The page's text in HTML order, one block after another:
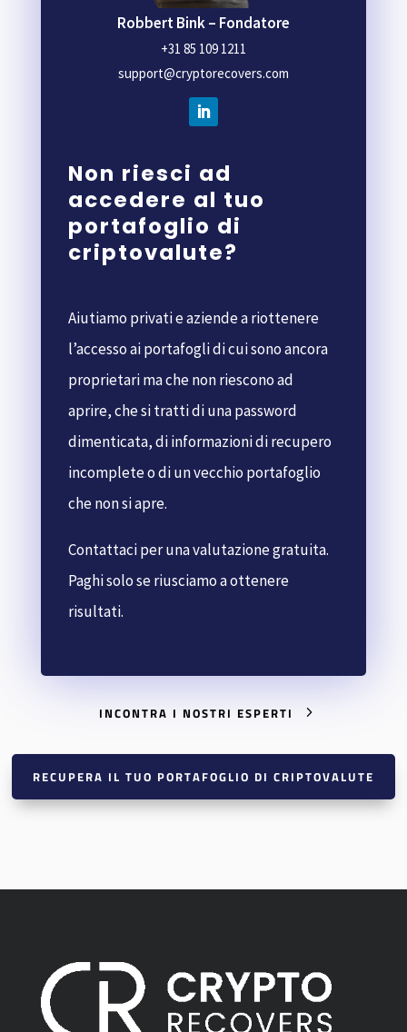
Robbert Bink – Fondatore
+31 85 109 1211
support@cryptorecovers.com
Non riesci ad
accedere al tuo
portafoglio di
criptovalute?
Aiutiamo privati e aziende a riottenere
l’accesso ai portafogli di cui sono ancora
proprietari ma che non riescono ad
aprire, che si tratti di una password
dimenticata, di informazioni di recupero
incomplete o di un vecchio portafoglio
che non si apre.
Contattaci per una valutazione gratuita.
Paghi solo se riusciamo a ottenere
risultati.
INCONTRA I NOSTRI ESPERTI
RECUPERA IL TUO PORTAFOGLIO DI CRIPTOVALUTE